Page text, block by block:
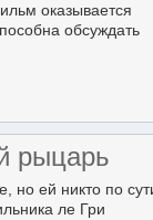
оказывается
обсуждать
рыцарь
но ей никто по
ле Гри